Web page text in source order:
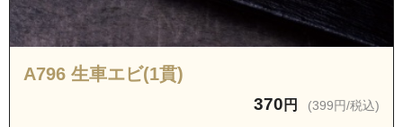
A796 生車エビ(1貫)
370 円 (399円/税込)